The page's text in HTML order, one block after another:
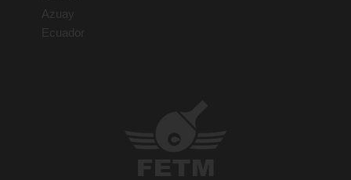
Azuay
Ecuador